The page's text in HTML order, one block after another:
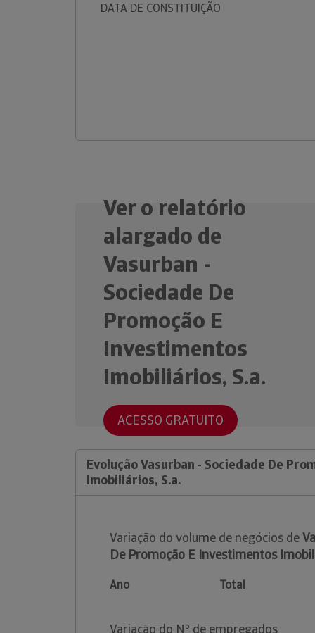
DATA DE CONSTITUIÇÃO
Ver o relatório
alargado de
Vasurban -
Sociedade De
Promoção E
Investimentos
Imobiliários, S.a.
ACESSO GRATUITO
Evolução Vasurban - Sociedade De
Imobiliários, S.a.
Variação do volume de negócios de
De Promoção E Investimentos
Ano Total
Variação do Nº de empregados